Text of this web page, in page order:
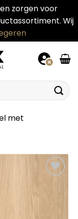
zorgen voor
Wij
met